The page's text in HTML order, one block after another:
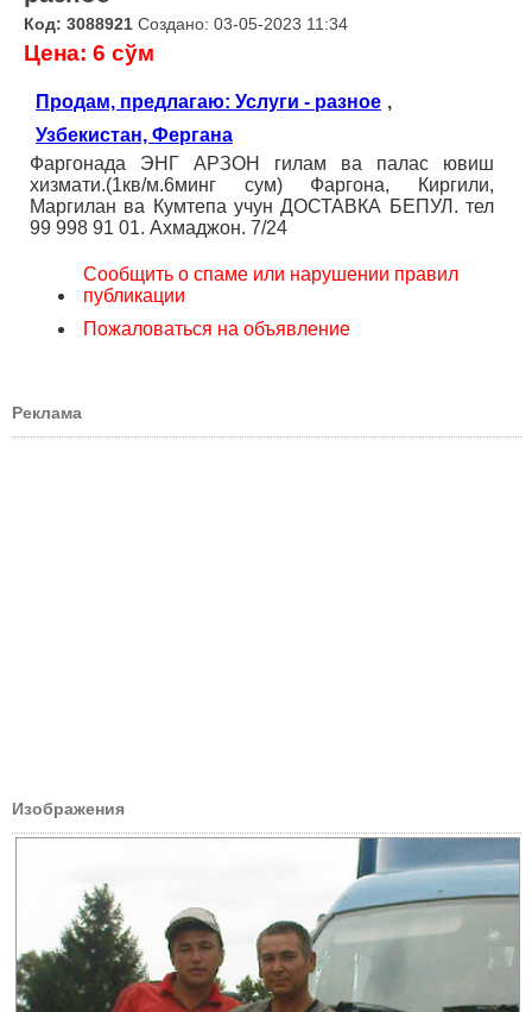
Код: 3088921 Создано: 03-05-2023 11:34
Цена: 6 сўм
Продам, предлагаю: Услуги - разное ,
Узбекистан, Фергана
Фаргонада ЭНГ АРЗОН гилам ва палас ювиш
хизмати.(1кв/м.6минг сум) Фаргона, Киргили,
Маргилан ва Кумтепа учун ДОСТАВКА БЕПУЛ. тел
99 998 91 01. Ахмаджон. 7/24
Сообщить о спаме или нарушении правил
публикации
Пожаловаться на объявление
Реклама
Изображения